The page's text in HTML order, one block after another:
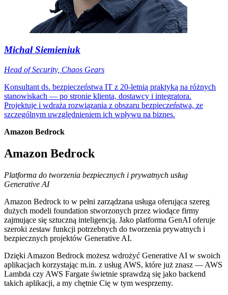
Michał Siemieniuk
Head of Security, Chaos Gears
Konsultant ds. bezpieczeństwa IT z 20-letnią praktyką na różnych
stanowiskach — po stronie klienta, dostawcy i integratora.
Projektuje i wdraża rozwiązania z obszaru bezpieczeństwa, ze
szczególnym uwzględnieniem ich wpływu na biznes.
Amazon Bedrock
Amazon Bedrock
Platforma do tworzenia bezpiecznych i prywatnych usług
Generative AI
Amazon Bedrock to w pełni zarządzana usługa oferująca szereg
dużych modeli foundation stworzonych przez wiodące firmy
zajmujące się sztuczną inteligencją. Jako platforma GenAI oferuje
szeroki zestaw funkcji potrzebnych do tworzenia prywatnych i
bezpiecznych projektów Generative AI.
Dzięki Amazon Bedrock możesz wdrożyć Generative AI w swoich
aplikacjach korzystając m.in. z usług AWS, które już znasz — AWS
Lambda czy AWS Fargate świetnie sprawdzą się jako backend
takich aplikacji, a my chętnie Cię w tym wesprzemy.